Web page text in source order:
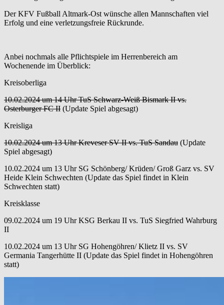
Der KFV Fußball Altmark-Ost wünsche allen Mannschaften viel
Erfolg und eine verletzungsfreie Rückrunde.
Anbei nochmals alle Pflichtspiele im Herrenbereich am
Wochenende im Überblick:
Kreisoberliga
10.02.2024 um 14 Uhr TuS Schwarz-Weiß Bismark II vs.
Osterburger FC II (Update Spiel abgesagt)
Kreisliga
10.02.2024 um 13 Uhr Kreveser SV II vs. TuS Sandau (Update
Spiel abgesagt)
10.02.2024 um 13 Uhr SG Schönberg/ Krüden/ Groß Garz vs. SV
Heide Klein Schwechten (Update das Spiel findet in Klein
Schwechten statt)
Kreisklasse
09.02.2024 um 19 Uhr KSG Berkau II vs. TuS Siegfried Wahrburg
II
10.02.2024 um 13 Uhr SG Hohengöhren/ Klietz II vs. SV
Germania Tangerhütte II (Update das Spiel findet in Hohengöhren
statt)